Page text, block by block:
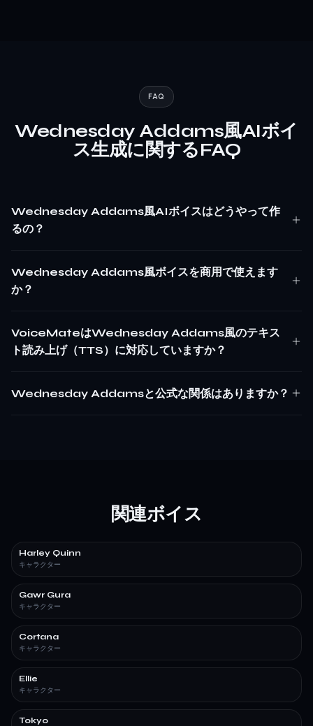
FAQ
Wednesday Addams風AIボイ
ス生成に関するFAQ
Wednesday Addams風AIボイスはどうやって作
るの？
Wednesday Addams風ボイスを商用で使えます
か？
VoiceMateはWednesday Addams風のテキス
ト読み上げ（TTS）に対応していますか？
Wednesday Addamsと公式な関係はありますか？
関連ボイス
Harley Quinn
キャラクター
Gawr Gura
キャラクター
Cortana
キャラクター
Ellie
キャラクター
Tokyo